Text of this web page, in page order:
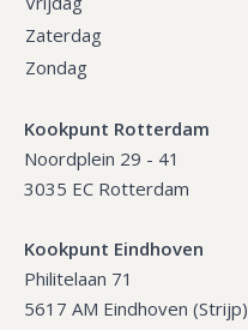
Zaterdag
Zondag
Kookpunt Rotterdam
Noordplein 29 - 41
3035 EC Rotterdam
Kookpunt Eindhoven
Philitelaan 71
5617 AM Eindhoven (Strijp)